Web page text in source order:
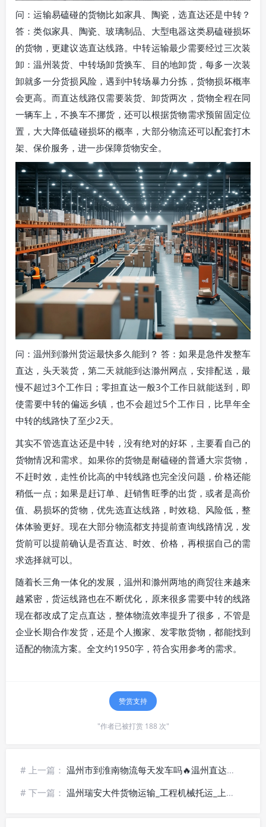
问：运输易磕碰的货物比如家具、陶瓷，选直达还是中转？
答：类似家具、陶瓷、玻璃制品、大型电器这类易磕碰损坏
的货物，更建议选直达线路。中转运输最少需要经过三次装
卸：温州装货、中转场卸货换车、目的地卸货，每多一次装
卸就多一分货损风险，遇到中转场暴力分拣，货物损坏概率
会更高。而直达线路仅需要装货、卸货两次，货物全程在同
一辆车上，不换车不挪货，还可以根据货物需求预留固定位
置，大大降低磕碰损坏的概率，大部分物流还可以配套打木
架、保价服务，进一步保障货物安全。
问：温州到滁州货运最快多久能到？ 答：如果是急件发整车
直达，头天装货，第二天就能到达滁州网点，安排配送，最
慢不超过3个工作日；零担直达一般3个工作日就能送到，即
使需要中转的偏远乡镇，也不会超过5个工作日，比早年全
中转的线路快了至少2天。
其实不管选直达还是中转，没有绝对的好坏，主要看自己的
货物情况和需求。如果你的货物是耐磕碰的普通大宗货物，
不赶时效，走性价比高的中转线路也完全没问题，价格还能
稍低一点；如果是赶订单、赶销售旺季的出货，或者是高价
值、易损坏的货物，优先选直达线路，时效稳、风险低，整
体体验更好。现在大部分物流都支持提前查询线路情况，发
货前可以提前确认是否直达、时效、价格，再根据自己的需
求选择就可以。
随着长三角一体化的发展，温州和滁州两地的商贸往来越来
越紧密，货运线路也在不断优化，原来很多需要中转的线路
现在都改成了定点直达，整体物流效率提升了很多，不管是
企业长期合作发货，还是个人搬家、发零散货物，都能找到
适配的物流方案。全文约1950字，符合实用参考的需求。
赞赏支持
"作者已被打赏 188 次"
# 上一篇： 温州市到淮南物流每天发车吗🔥温州直达淮南货运_高频专线运输
# 下一篇： 温州瑞安大件货物运输_工程机械托运_上门取派|全程保价